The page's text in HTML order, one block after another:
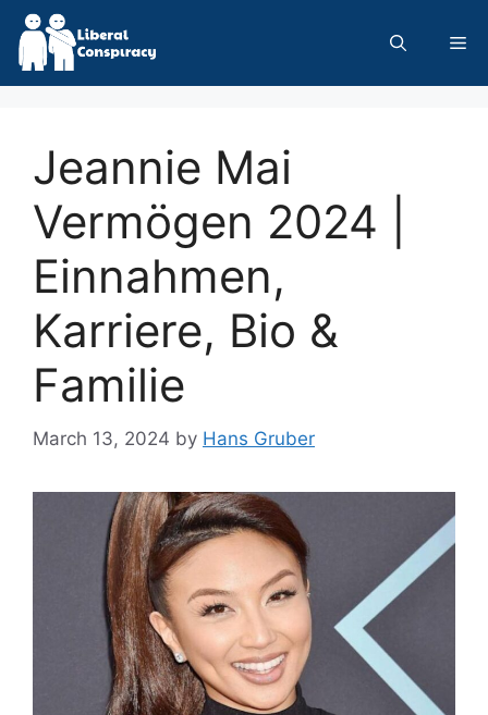
Skip
content
Jeannie Mai
Vermögen 2024 |
Einnahmen,
Karriere, Bio &
Familie
March 13, 2024 by Hans Gruber